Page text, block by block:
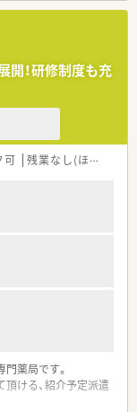
開！研修制度も充
可 残業なし(ほぼなし含む)
薬局です。
ける、紹介予定派遣